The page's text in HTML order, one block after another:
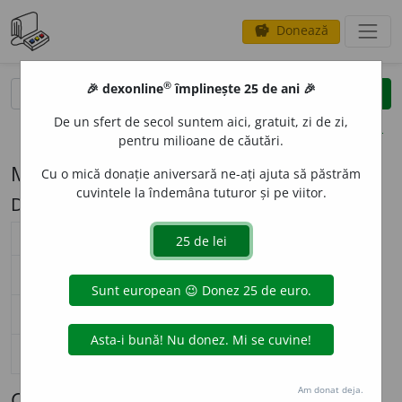
savings Donează
opțiuni
Modelul de flexiune F126 (carne)
Descriere: 'a/'ă
F126 nearticulat
nominativ-acuzativ
singular carne
plural c ărnuri că rnurile
singular cărni cărnii
plural cărnuri cărnurilor
vocativ
singular —
🎉 dexonline® împlinește 25 de ani 🎉
De un sfert de secol suntem aici, gratuit, zi de zi,
pentru milioane de căutări.
Cu o mică donație aniversară ne-ați ajuta să păstrăm
cuvintele la îndemâna tuturor și pe viitor.
Am donat deja.